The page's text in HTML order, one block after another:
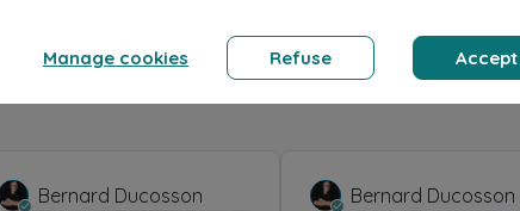
Bernard Ducosson Bernard Ducosson
Manage cookies Refuse Accept